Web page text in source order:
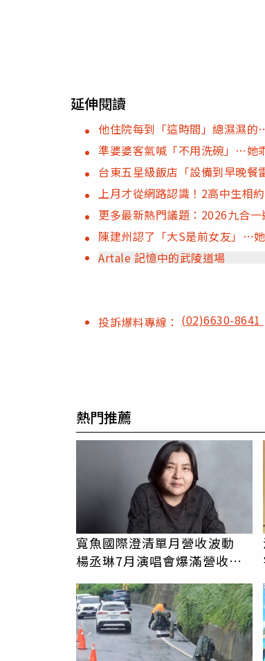
延伸閱讀
他住院每到「這時間」總濕濕
準婆婆客氣喊「不用洗碗」⋯她
台東五星級飯店「設備到早晚
上月才從網路認識！2高中生相
更多最新熱門議題：2026九合一
陳建州認了「大S是前女友」⋯
Artale 記憶中的武陵道場
投訴爆料專線： (02)6630-8641
熱門推薦
寬魚國際澄清單月營收波動
楊丞琳7月演唱會爆滿營收大